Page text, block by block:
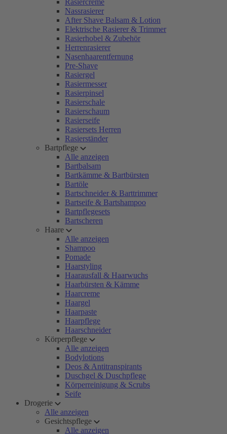
Rasiercreme
Nassrasierer
After Shave Balsam & Lotion
Elektrische Rasierer & Trimmer
Rasierhobel & Zubehör
Herrenrasierer
Nasenhaarentfernung
Pre-Shave
Rasiergel
Rasiermesser
Rasierpinsel
Rasierschale
Rasierschaum
Rasierseife
Rasiersets Herren
Rasierständer
Bartpflege
Alle anzeigen
Bartbalsam
Bartkämme & Bartbürsten
Bartöle
Bartschneider & Barttrimmer
Bartseife & Bartshampoo
Bartpflegesets
Bartscheren
Haare
Alle anzeigen
Shampoo
Pomade
Haarstyling
Haarausfall & Haarwuchs
Haarbürsten & Kämme
Haarcreme
Haargel
Haarpaste
Haarpflege
Haarschneider
Körperpflege
Alle anzeigen
Bodylotions
Deos & Antitranspirants
Duschgel & Duschpflege
Körperreinigung & Scrubs
Seife
Drogerie
Alle anzeigen
Gesichtspflege
Alle anzeigen